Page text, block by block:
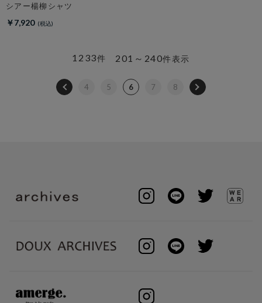
シアー楊柳シャツ
￥7,920
201～240件表示
1233件
4 5 6 7 8